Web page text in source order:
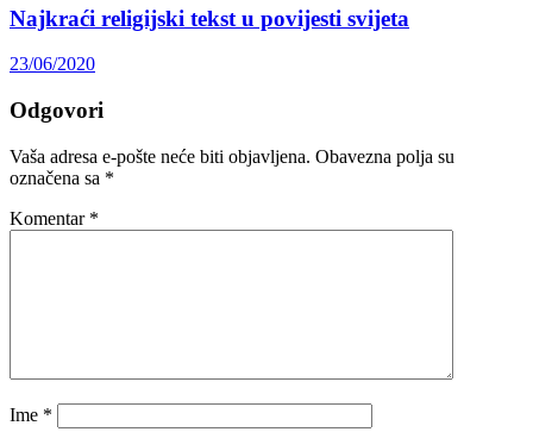
Najkraći religijski tekst u povijesti svijeta
23/06/2020
Odgovori
Vaša adresa e-pošte neće biti objavljena. Obavezna polja su
označena sa *
Komentar *
Ime *